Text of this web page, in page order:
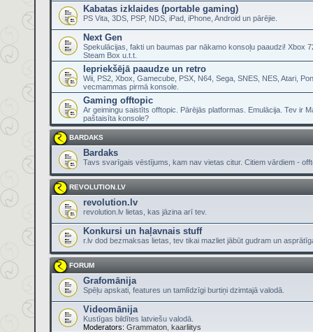
Kabatas izklaides (portable gaming)
PS Vita, 3DS, PSP, NDS, iPad, iPhone, Android un pārējie.
Next Gen
Spekulācijas, fakti un baumas par nākamo konsoļu paaudzi! Xbox
Steam Box u.t.t.
Iepriekšējā paaudze un retro
Wii, PS2, Xbox, Gamecube, PSX, N64, Sega, SNES, NES, Atari,
vecmammas pirmā konsole.
Gaming offtopic
Ar geimingu saistīts offtopic. Pārējās platformas. Emulācija. Tev ir
paštaisīta konsole?
BARDAKS
Bardaks
Tavs svarīgais vēstījums, kam nav vietas citur. Citiem vārdiem -
REVOLUTION.LV
revolution.lv
revolution.lv lietas, kas jāzina arī tev.
Konkursi un haļavnais stuff
r.lv dod bezmaksas lietas, tev tikai mazliet jābūt gudram un
FORUM
Grafomānija
Spēļu apskati, features un tamlīdzīgi burtiņi dzimtajā valodā.
Videomānija
Kustīgas bildītes latviešu valodā.
Moderators: Grammaton kaarliitys